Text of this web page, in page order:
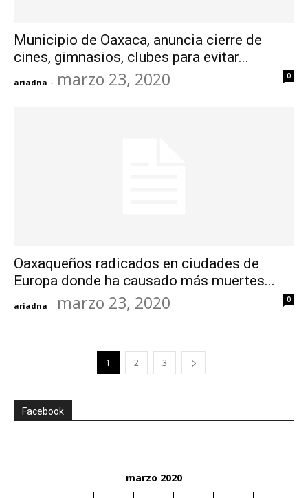
Municipio de Oaxaca, anuncia cierre de
cines, gimnasios, clubes para evitar...
ariadna - marzo 23, 2020 0
Oaxaqueños radicados en ciudades de
Europa donde ha causado más muertes...
ariadna - marzo 23, 2020 0
1 2 3
Facebook
marzo 2020